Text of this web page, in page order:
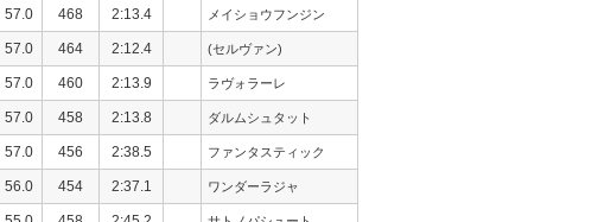
57.0 468 2:13.4 メイショウフンジン
57.0 464 2:12.4 (セルヴァン)
57.0 460 2:13.9 ラヴォラーレ
57.0 458 2:13.8 ダルムシュタット
57.0 456 2:38.5 ファンタスティック
56.0 454 2:37.1 ワンダーラジャ